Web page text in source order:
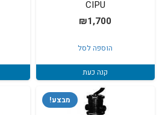
CIPU
₪1,700
הוספה לסל
קנה כעת
מבצע!